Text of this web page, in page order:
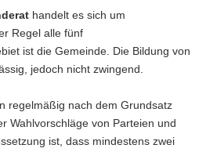
handelt es sich um
Regel alle fünf
ist die Gemeinde. Die Bildung von
jedoch nicht zwingend.
regelmäßig nach dem Grundsatz
Wahlvorschläge von Parteien und
ist, dass mindestens zwei